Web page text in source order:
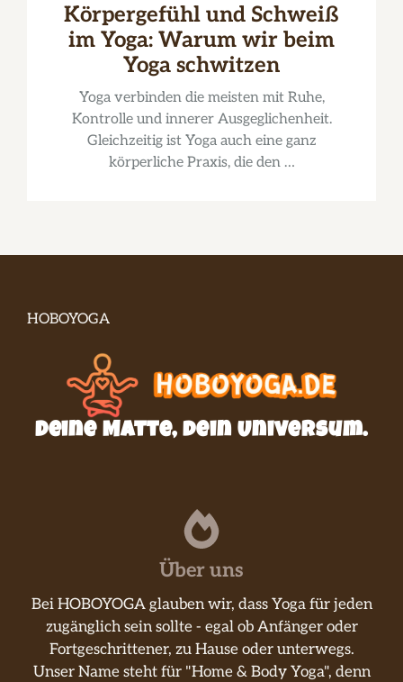
Körpergefühl und Schweiß
im Yoga: Warum wir beim
Yoga schwitzen
Yoga verbinden die meisten mit Ruhe,
Kontrolle und innerer Ausgeglichenheit.
Gleichzeitig ist Yoga auch eine ganz
körperliche Praxis, die den …
HOBOYOGA
Deine Matte, dein Universum.
Über uns
Bei HOBOYOGA glauben wir, dass Yoga für jeden
zugänglich sein sollte - egal ob Anfänger oder
Fortgeschrittener, zu Hause oder unterwegs.
Unser Name steht für "Home & Body Yoga", denn